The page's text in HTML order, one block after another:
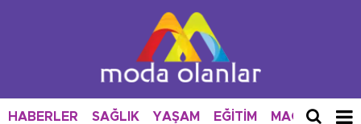
HABERLER SAĞLIK YAŞAM EĞİTİM MAGAZİN